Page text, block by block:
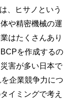
、ヒサノという
や精密機械の運
はたくさんあり
を作成するの
害が多い日本で
企業競争力につ
イミングで考え